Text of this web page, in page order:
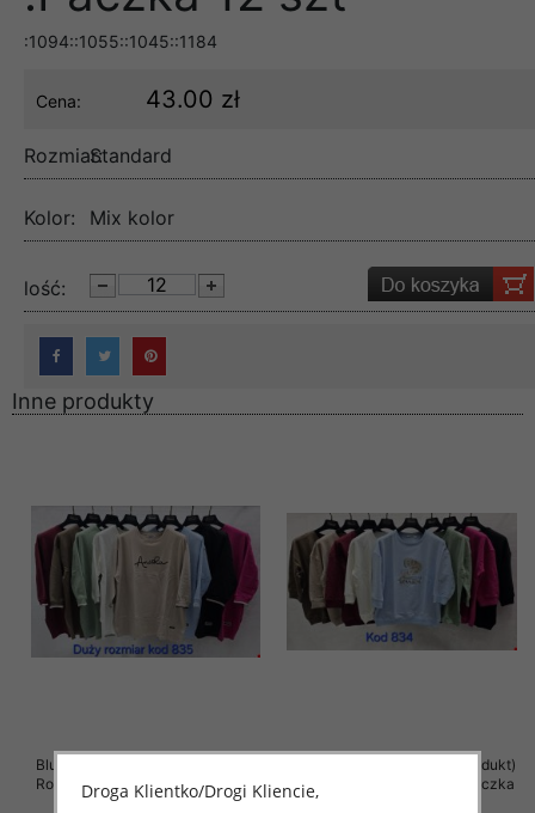
:1094::1055::1045::1184
Cena: 43.00 zł
Rozmiar:Standard
Kolor: Mix kolor
lość:
Inne produkty
Bluzki damskie ( Turecki produkt)
Roz Standard , Mix Kolor .Paczka
10 szt
Bluzki damskie ( Turecki produkt)
Roz Standard , Mix Kolor .Paczka
Droga Klientko/Drogi Kliencie,